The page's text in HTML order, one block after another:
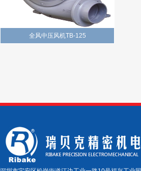
全风中压风机TB-125